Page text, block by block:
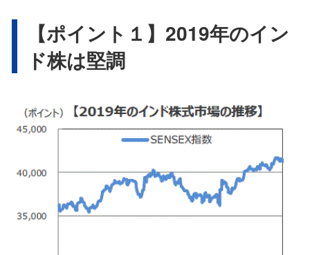
【ポイント１】2019年のイン
ド株は堅調